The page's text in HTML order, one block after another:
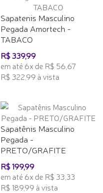
Sapatenis Masculino
Pegada Amortech -
TABACO
R$ 339,99
em até 6x de R$ 56,67
R$ 322,99 à vista
Sapatênis Masculino
Pegada -
PRETO/GRAFITE
R$ 199,99
em até 6x de R$ 33,33
R$ 189,99 à vista